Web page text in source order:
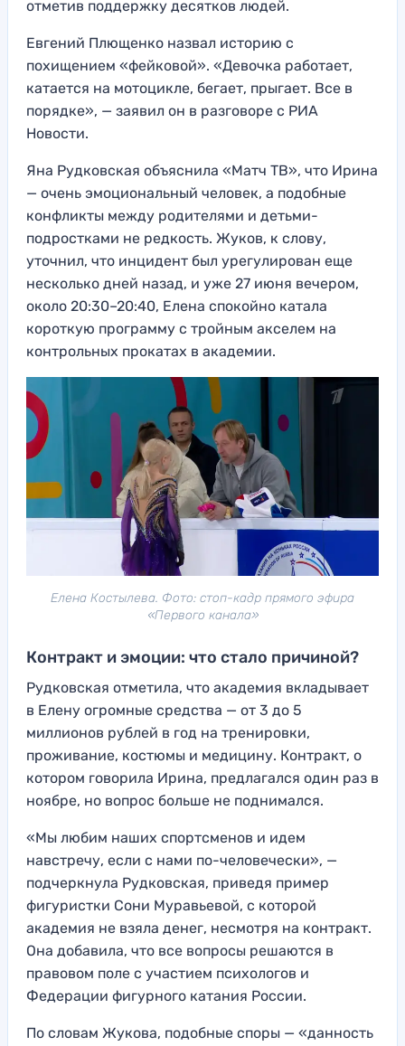
отметив поддержку десятков людей.
Евгений Плющенко назвал историю с
похищением «фейковой». «Девочка работает,
катается на мотоцикле, бегает, прыгает. Все в
порядке», — заявил он в разговоре с РИА
Новости.
Яна Рудковская объяснила «Матч ТВ», что Ирина
— очень эмоциональный человек, а подобные
конфликты между родителями и детьми-
подростками не редкость. Жуков, к слову,
уточнил, что инцидент был урегулирован еще
несколько дней назад, и уже 27 июня вечером,
около 20:30–20:40, Елена спокойно катала
короткую программу с тройным акселем на
контрольных прокатах в академии.
Елена Костылева. Фото: стоп-кадр прямого эфира
«Первого канала»
Контракт и эмоции: что стало причиной?
Рудковская отметила, что академия вкладывает
в Елену огромные средства — от 3 до 5
миллионов рублей в год на тренировки,
проживание, костюмы и медицину. Контракт, о
котором говорила Ирина, предлагался один раз в
ноябре, но вопрос больше не поднимался.
«Мы любим наших спортсменов и идем
навстречу, если с нами по-человечески», —
подчеркнула Рудковская, приведя пример
фигуристки Сони Муравьевой, с которой
академия не взяла денег, несмотря на контракт.
Она добавила, что все вопросы решаются в
правовом поле с участием психологов и
Федерации фигурного катания России.
По словам Жукова, подобные споры — «данность